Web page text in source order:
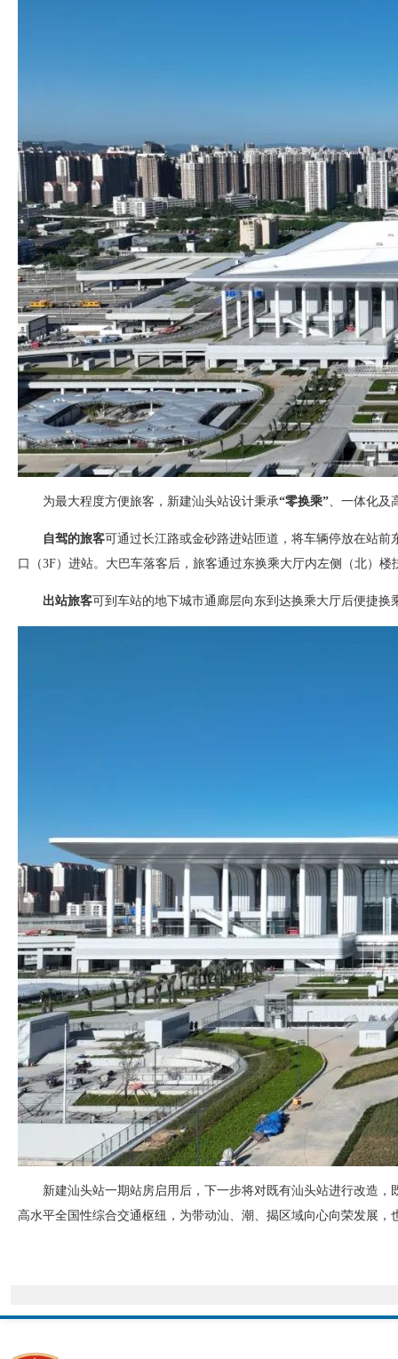
为最大程度方便旅客，新建汕头站设计秉承“零换乘”、一体化及
自驾的旅客可通过长江路或金砂路进站匝道，将车辆停放在站
口（3F）进站。大巴车落客后，旅客通过东换乘大厅内左侧（北）
出站旅客可到车站的地下城市通廊层向东到达换乘大厅后便捷
新建汕头站一期站房启用后，下一步将对既有汕头站进行改造，
高水平全国性综合交通枢纽，为带动汕、潮、揭区域向心向荣发展，